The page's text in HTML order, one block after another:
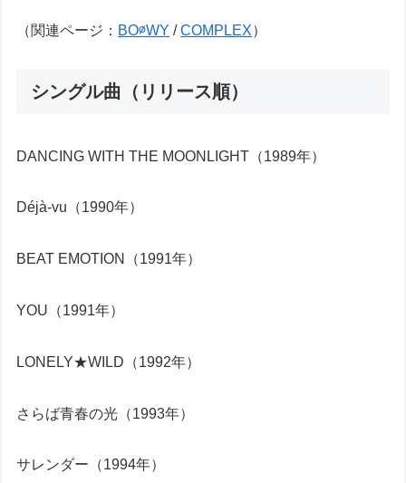
（関連ページ： BO∅WY /COMPLEX）
シングル曲（リリース順）
DANCING WITH THE MOONLIGHT（1989年）
Déjà-vu（1990年）
BEAT EMOTION（1991年）
YOU（1991年）
LONELY★WILD（1992年）
さらば青春の光（1993年）
サレンダー（1994年）